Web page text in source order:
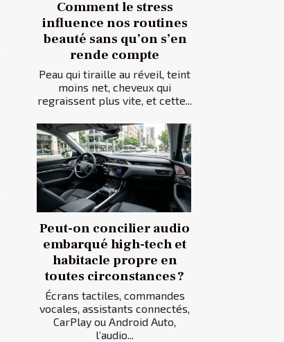
Comment le stress
influence nos routines
beauté sans qu’on s’en
rende compte
Peau qui tiraille au réveil, teint
moins net, cheveux qui
regraissent plus vite, et cette...
Peut-on concilier audio
embarqué high-tech et
habitacle propre en
toutes circonstances ?
Écrans tactiles, commandes
vocales, assistants connectés,
CarPlay ou Android Auto,
l’audio...